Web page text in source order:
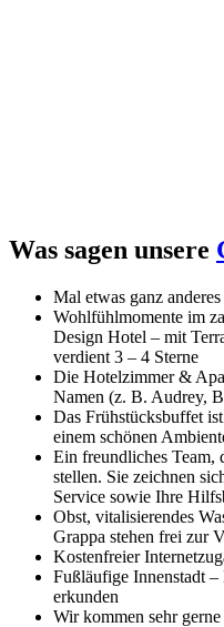
Was sagen unsere
Mal etwas ganz anderes
Wohlfühlmomente im
Design Hotel – mit
verdient 3 – 4 Sterne
Die Hotelzimmer &
Namen (z. B. Audrey,
Das Frühstücksbuffet
einem schönen
Ein freundliches Team,
stellen. Sie zeichnen
Service sowie Ihre
Obst, vitalisierendes
Grappa stehen frei zur
Kostenfreier
Fußläufige Innenstadt
erkunden
Wir kommen sehr